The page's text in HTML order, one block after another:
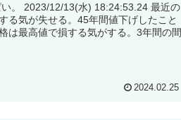
最近の
る気が失せる。45年間値下げしたこと
は最高値で損する気がする。3年間の間
2024.02.25